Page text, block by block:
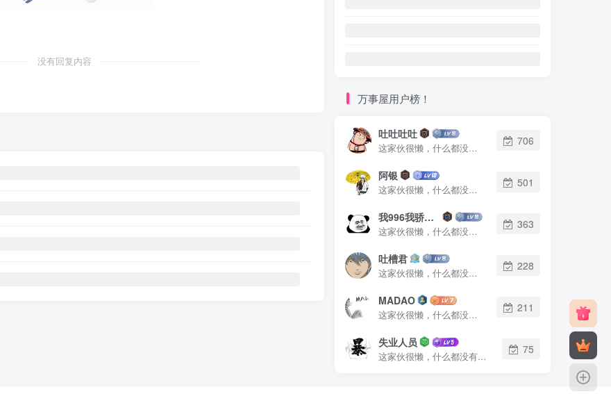
没有回复内容
万事屋用户榜！
吐吐吐吐
这家伙很懒，什么都没有写...
706
阿银
这家伙很懒，什么都没有写...
501
我996我骄傲了么
这家伙很懒，什么都没有写...
363
吐槽君
这家伙很懒，什么都没有写...
228
MADAO
这家伙很懒，什么都没有写...
211
失业人员
这家伙很懒，什么都没有写...
75